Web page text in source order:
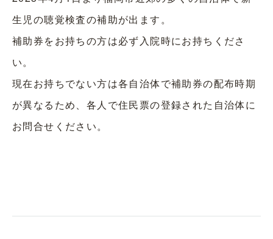
生児の聴覚検査の補助が出ます。
補助券をお持ちの方は必ず入院時にお持ちくださ
い。
現在お持ちでない方は各自治体で補助券の配布時期
が異なるため、各人で住民票の登録された自治体に
お問合せください。